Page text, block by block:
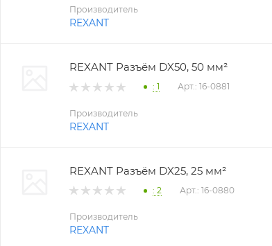
Производитель
REXANT
REXANT Разъём DX50, 50 мм²
: 1 Арт.: 16-0881
Производитель
REXANT
REXANT Разъём DX25, 25 мм²
: 2 Арт.: 16-0880
Производитель
REXANT